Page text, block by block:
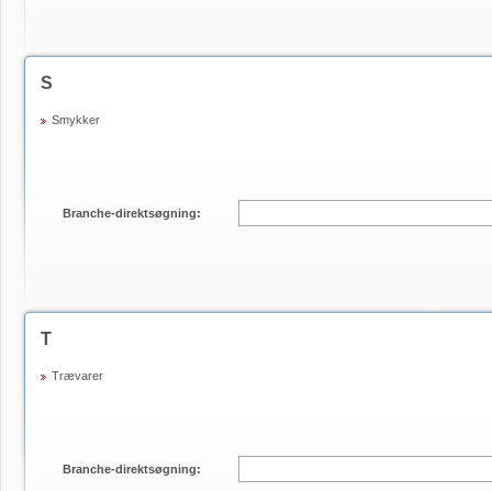
S
Smykker
Branche-direktsøgning:
T
Trævarer
Branche-direktsøgning: